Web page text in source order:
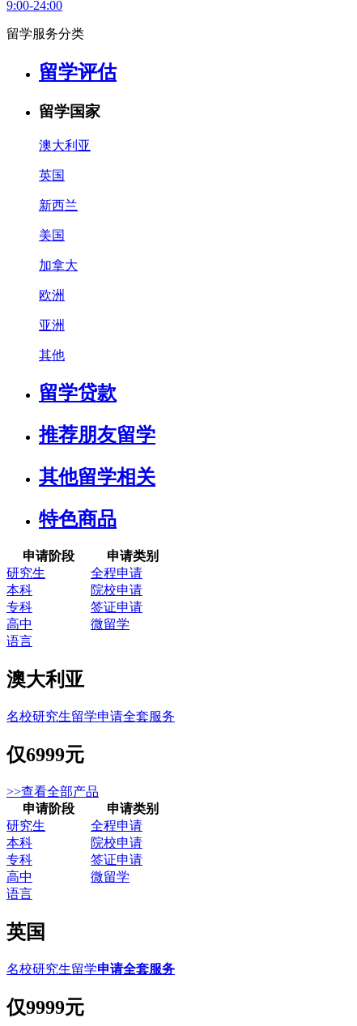
9:00-24:00
留学服务分类
留学评估
留学国家
澳大利亚
英国
新西兰
美国
加拿大
欧洲
亚洲
其他
留学贷款
推荐朋友留学
其他留学相关
特色商品
申请阶段
申请类别
研究生
全程申请
本科
院校申请
专科
签证申请
高中
微留学
语言
澳大利亚
名校研究生留学申请全套服务
仅6999元
>>查看全部产品
申请阶段
申请类别
研究生
全程申请
本科
院校申请
专科
签证申请
高中
微留学
语言
英国
名校研究生留学申请全套服务
仅9999元